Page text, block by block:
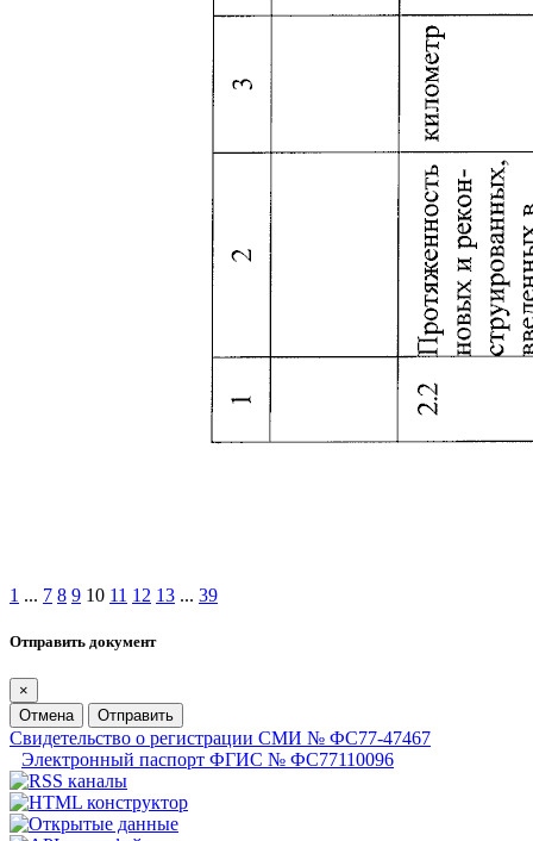
1 ... 7 8 9 10 11 12 13 ... 39
Отправить документ
×
Отмена
Отправить
Свидетельство о регистрации СМИ № ФС77-47467
Электронный паспорт ФГИС № ФС77110096